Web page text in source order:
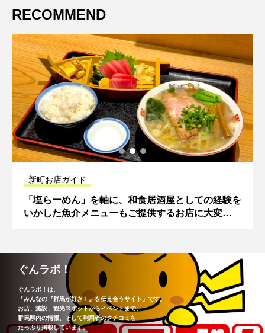
RECOMMEND
新町お店ガイド
「塩らーめん」を軸に、和食居酒屋としての経験を
いかした魚介メニューもご提供するお店に大変
ぐんラボ！
ぐんラボ！は、
「みんなの『群馬が好き！』を伝え合うサイト」です。
お店、施設、観光スポットからイベントまで、
群馬県内の情報、そして利用者のクチコミを
たっぷり掲載しています。